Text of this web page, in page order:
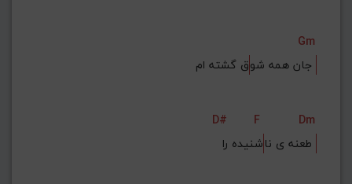
Gm
جان همه شو
D# F
Dm
طعنه ی نا